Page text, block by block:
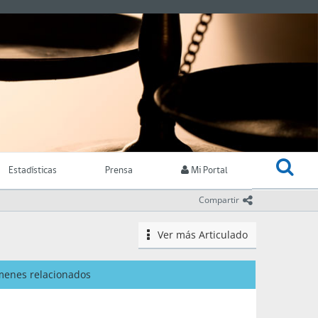
Estadísticas Prensa Mi Portal
Compartir icono
icono
Ver más Articulado
relacionados